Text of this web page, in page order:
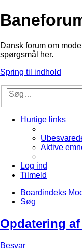
Dansk forum om
spørgsmål her.
Spring til indhold
Hurtige links
Aktive
Log ind
Tilmeld
Boardindeks
Søg
Opdatering af
Besvar